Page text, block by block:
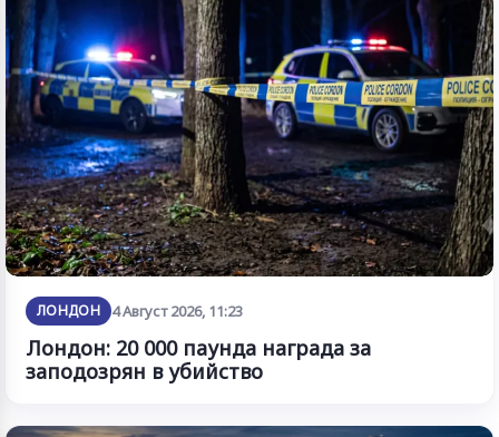
ЛОНДОН 4 Август 2026, 11:23
Лондон: 20 000 паунда награда за
заподозрян в убийство